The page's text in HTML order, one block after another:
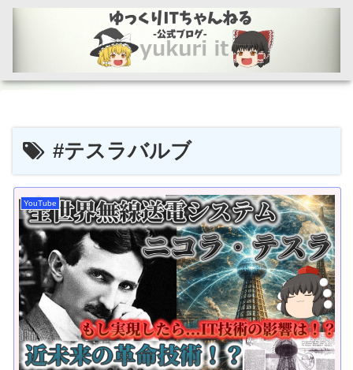
#テスラバルブ
YouTube